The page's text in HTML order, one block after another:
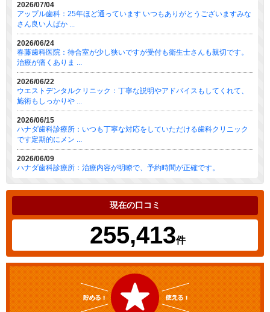
2026/07/04
アップル歯科：25年ほど通っています いつもありがとうございますみな
さん良い人ばか ...
2026/06/24
春藤歯科医院：待合室が少し狭いですが受付も衛生士さんも親切です。
治療が痛くありま ...
2026/06/22
ウエストデンタルクリニック：丁寧な説明やアドバイスもしてくれて、
施術もしっかりや ...
2026/06/15
ハナダ歯科診療所：いつも丁寧な対応をしていただける歯科クリニック
です定期的にメン ...
2026/06/09
ハナダ歯科診療所：治療内容が明瞭で、予約時間が正確です。
現在の口コミ
255,413件